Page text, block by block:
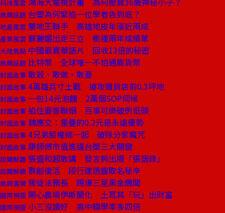
科技風雲
商周話題 台塑為何緊掐一位學者告到底？
地產風雲 雙地王聯手 高雄地皮年漲近兩成
產業風雲 蘇麗媚出走三立 衝撞兩年成績單
大陸焦點 中國最賣華語片 回收13倍的秘密
商周話題 比特幣 全球唯一不怕通膨貨幣
封面故事 敢殺、敢做、敢要
封面故事 4萬雄兵寸土戰 搶攻雜貨店前0.3坪地
封面故事 一包14元泡麵 2萬個SOP伺候
封面故事 掐住要害聯姻 百事可樂破例低頭
封面故事 魏應交：重疊的0.2元是永遠優勢
封面故事 4兄弟股權綁一起 破除分家魔咒
封面故事 康師傅市值進逼台塑三大關鍵
說聞解趣 張盛和超敢講 發言夠出版「張語錄」
說聞解趣 群創復活 段行建透露取名秘辛
商周書摘 叛徒法務長 踢爆三星黑金醜聞
國際視窗 開心農場伊斯蘭化 土耳其「玩」出財富
國際視窗 小三沒讀好 高中輟學率多四倍